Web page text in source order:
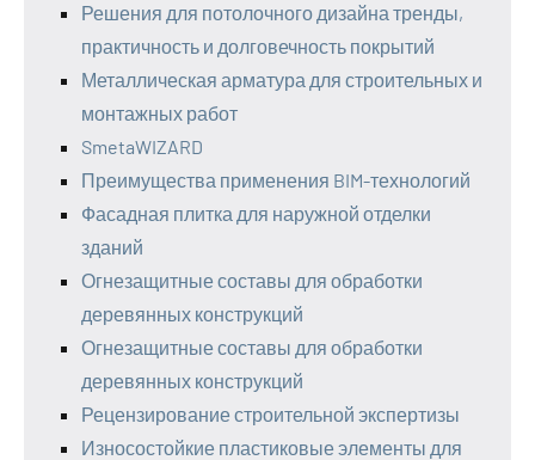
Решения для потолочного дизайна тренды,
практичность и долговечность покрытий
Металлическая арматура для строительных и
монтажных работ
SmetaWIZARD
Преимущества применения BIM-технологий
Фасадная плитка для наружной отделки
зданий
Огнезащитные составы для обработки
деревянных конструкций
Огнезащитные составы для обработки
деревянных конструкций
Рецензирование строительной экспертизы
Износостойкие пластиковые элементы для